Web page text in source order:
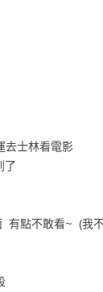
去士林看電影
了
有點不敢看~ (我